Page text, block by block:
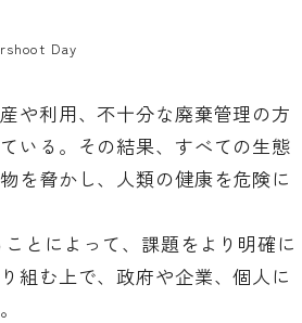
Day
や利用、不十分な廃棄管理の方
いる。その結果、すべての生態
を脅かし、人類の健康を危険に
とによって、課題をより明確に
組む上で、政府や企業、個人に